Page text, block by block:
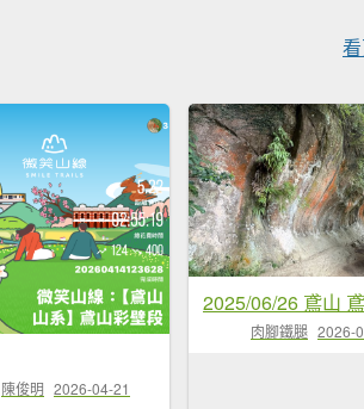
陳俊明 2026-04-21
肉腳鐵腿 2026-